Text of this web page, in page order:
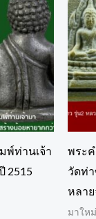
พ์ท่านเจ้า
2515
พระ
วัดท่
หลา
มาใหม่